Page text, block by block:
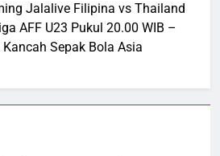
Jalalive Filipina vs Thailand
AFF U23 Pukul 20.00 WIB –
Sepak Bola Asia